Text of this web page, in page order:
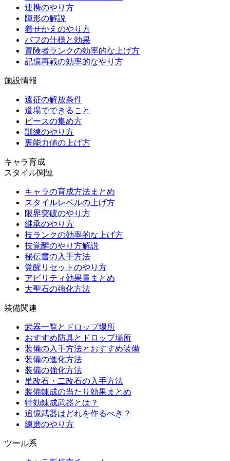
連携のやり方
陣形の解説
着せかえのやり方
バフの仕様と効果
冒険者ランクの効率的な上げ方
記憶再戦の効率的なやり方
施設情報
遠征の解放条件
道場でできること
ピースの集め方
訓練のやり方
裏能力値の上げ方
キャラ育成
スタイル関連
キャラの育成方法まとめ
スタイルレベルの上げ方
限界突破のやり方
継承のやり方
技ランクの効率的な上げ方
技覚醒のやり方解説
秘伝書の入手方法
覚醒リセットのやり方
アビリティ効果量まとめ
大聖石の強化方法
装備関連
武器一覧とドロップ場所
おすすめ防具とドロップ場所
装備の入手方法とおすすめ装備
装備の進化方法
装備の強化方法
単改石・二改石の入手方法
装備錬成の当たり効果まとめ
特効錬成武器とは？
追憶武器はどれを作るべき？
練磨のやり方
ツール系